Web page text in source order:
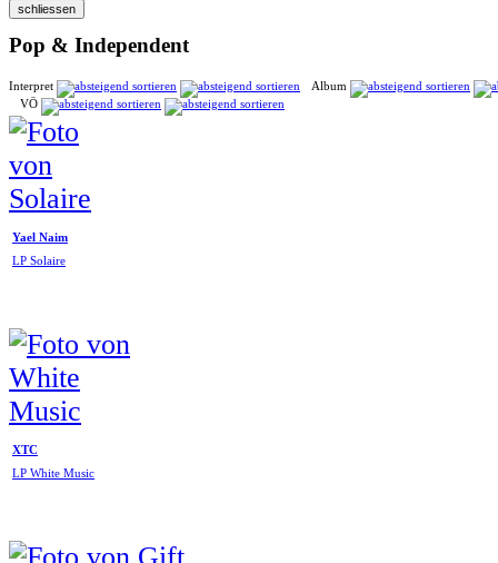
Pop & Independent
Interpret
Album
VÖ
Yael Naim
LP Solaire
XTC
LP White Music